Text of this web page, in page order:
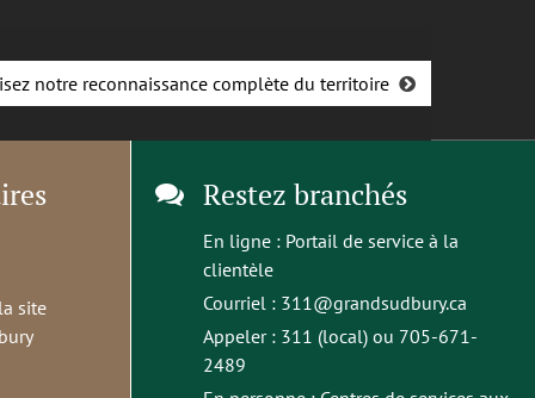
notre reconnaissance complète du territoire
site
Restez branchés
En ligne : Portail de service à la
clientèle
Courriel : 311@grandsudbury.ca
Appeler : 311 (local) ou 705-671-
2489